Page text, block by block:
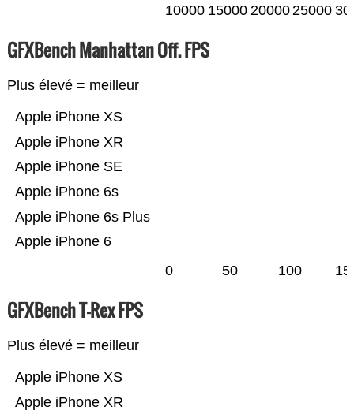
10000 15000 2000025000
GFXBench Manhattan Off. FPS
Plus élevé = meilleur
Apple iPhone 6
Apple iPhone 6s Plus
Apple iPhone 6s
Apple iPhone SE
Apple iPhone XR
Apple iPhone XS
0 50 100
GFXBench T-Rex FPS
Plus élevé = meilleur
Apple iPhone XR
Apple iPhone XS